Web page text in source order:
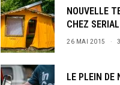
NOUVELLE
CHEZ
26 MAI 2015
LE PLEIN DE